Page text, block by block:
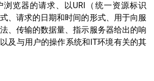
览器的请求、以URI（统一资源标识
、请求的日期和时间的形式、用于向服
、传输的数据量、指示服务器给出的响
及与用户的操作系统和IT环境有关的其